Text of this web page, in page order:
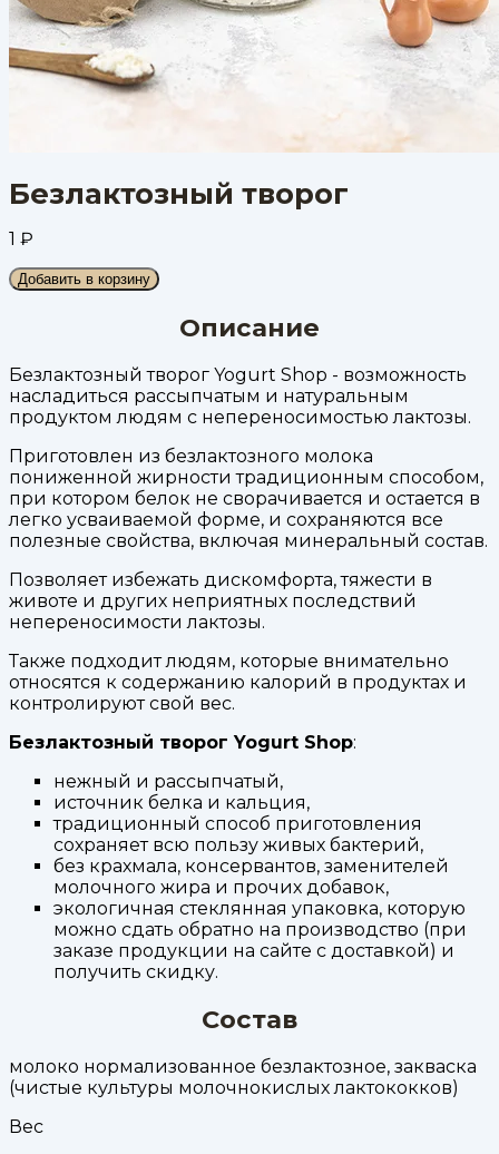
Безлактозный творог
1 ₽
Добавить в корзину
Описание
Безлактозный творог Yogurt Shop - возможность
насладиться рассыпчатым и натуральным
продуктом людям с непереносимостью лактозы.
Приготовлен из безлактозного молока
пониженной жирности традиционным способом,
при котором белок не сворачивается и остается в
легко усваиваемой форме, и сохраняются все
полезные свойства, включая минеральный состав.
Позволяет избежать дискомфорта, тяжести в
животе и других неприятных последствий
непереносимости лактозы.
Также подходит людям, которые внимательно
относятся к содержанию калорий в продуктах и
контролируют свой вес.
Безлактозный творог Yogurt Shop:
нежный и рассыпчатый,
источник белка и кальция,
традиционный способ приготовления
сохраняет всю пользу живых бактерий,
без крахмала, консервантов, заменителей
молочного жира и прочих добавок,
экологичная стеклянная упаковка, которую
можно сдать обратно на производство (при
заказе продукции на сайте с доставкой) и
получить скидку.
Состав
молоко нормализованное безлактозное, закваска
(чистые культуры молочнокислых лактококков)
Вес